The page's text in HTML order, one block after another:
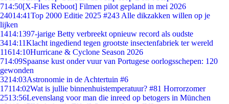
714:50[X-Files Reboot] Filmen pilot gepland in mei 2026
24014:41Top 2000 Editie 2025 #243 Alle dikzakken willen op je
lijken
1414:1397-jarige Betty verbreekt opnieuw record als oudste
3414:11Klacht ingediend tegen grootste insectenfabriek ter wereld
11614:10Hurricane & Cyclone Season 2026
714:09Spaanse kust onder vuur van Portugese oorlogsschepen: 120
gewonden
3214:03Astronomie in de Achtertuin #6
17114:02Wat is jullie binnenhuistemperatuur? #81 Horrorzomer
2513:56Levenslang voor man die inreed op betogers in München